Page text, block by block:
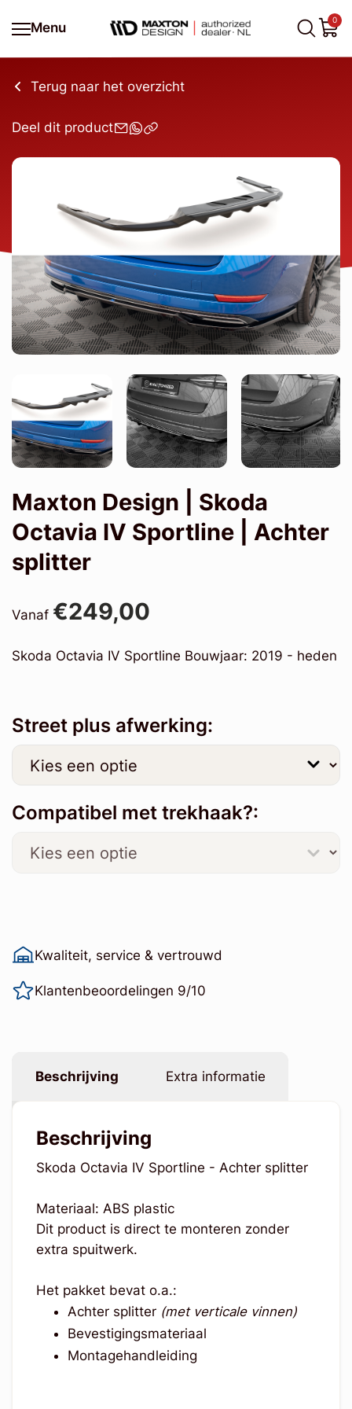
Menu
0
Terug naar het overzicht
Deel dit product
Maxton Design | Skoda
Octavia IV Sportline | Achter
splitter
Vanaf €249,00
Skoda Octavia IV Sportline Bouwjaar: 2019 - heden
Street plus afwerking:
Compatibel met trekhaak?:
Kwaliteit, service & vertrouwd
Klantenbeoordelingen 9/10
Beschrijving Extra informatie
Beschrijving
Skoda Octavia IV Sportline - Achter splitter
Materiaal: ABS plastic
Dit product is direct te monteren zonder
extra spuitwerk.
Het pakket bevat o.a.:
Achter splitter (met verticale vinnen)
Bevestigingsmateriaal
Montagehandleiding